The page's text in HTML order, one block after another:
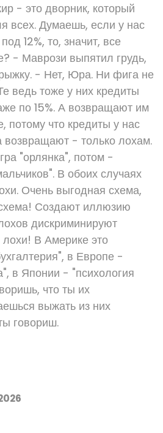
- это дворник, который
всех. Думаешь, если у нас
12%, то, значит, все
- Маврози выпятил грудь,
- Нет, Юра. Ни фига не
ведь тоже у них кредиты
по 15%. А возвращают им
потому что кредиты у нас
возвращают - только лохам.
"орлянка", потом -
В обоих случаях
Очень выгодная схема,
Создают иллюзию
дискриминируют
В Америке это
в Европе -
в Японии - "психология
что ты их
выжать из них
говориш.